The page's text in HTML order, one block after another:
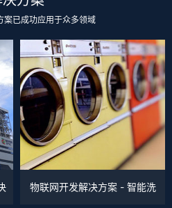
案已成功应用于众多领域
物联网开发解决方案 - 智能洗